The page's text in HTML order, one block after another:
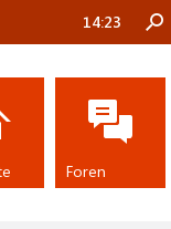
14:23
Foren